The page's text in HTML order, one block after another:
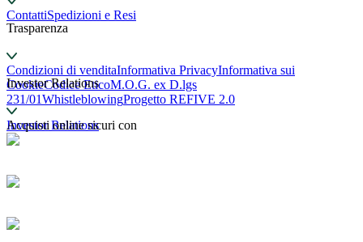
ContattiSpedizioni e Resi
Trasparenza
Condizioni di venditaInformativa PrivacyInformativa sui
CookieCodice EticoM.O.G. ex D.lgs
231/01WhistleblowingProgetto REFIVE 2.0
Investor Relations
Investor Relations
Acquisti online sicuri con